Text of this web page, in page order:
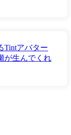
Tintアバター
が生んでくれ